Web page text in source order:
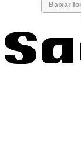
Baixar